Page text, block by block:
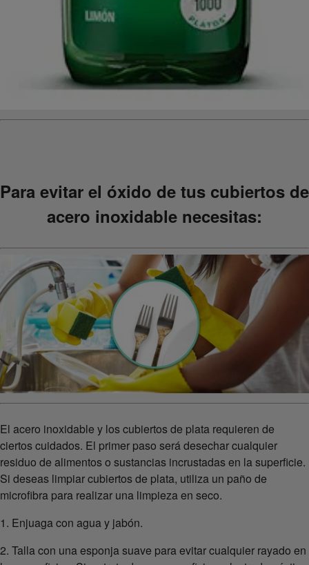
Para evitar el óxido de tus cubiertos de
acero inoxidable necesitas:
El acero inoxidable y los cubiertos de plata requieren de
ciertos cuidados. El primer paso será desechar cualquier
residuo de alimentos o sustancias incrustadas en la superficie.
Si deseas limpiar cubiertos de plata, utiliza un paño de
microfibra para realizar una limpieza en seco.
1. Enjuaga con agua y jabón.
2. Talla con una esponja suave para evitar cualquier rayado en